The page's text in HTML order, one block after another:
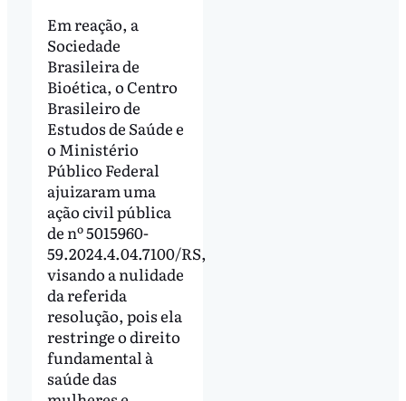
Em reação, a
Sociedade
Brasileira de
Bioética, o Centro
Brasileiro de
Estudos de Saúde e
o Ministério
Público Federal
ajuizaram uma
ação civil pública
de nº 5015960-
59.2024.4.04.7100/RS,
visando a nulidade
da referida
resolução, pois ela
restringe o direito
fundamental à
saúde das